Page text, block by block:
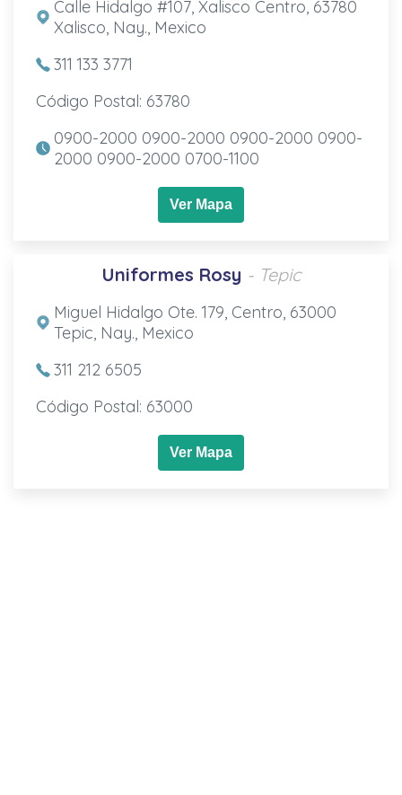
Calle Hidalgo #107, Xalisco Centro, 63780
Xalisco, Nay., Mexico
311 133 3771
Código Postal: 63780
0900-2000 0900-2000 0900-2000 0900-
2000 0900-2000 0700-1100
Ver Mapa
Uniformes Rosy - Tepic
Miguel Hidalgo Ote. 179, Centro, 63000
Tepic, Nay., Mexico
311 212 6505
Código Postal: 63000
Ver Mapa